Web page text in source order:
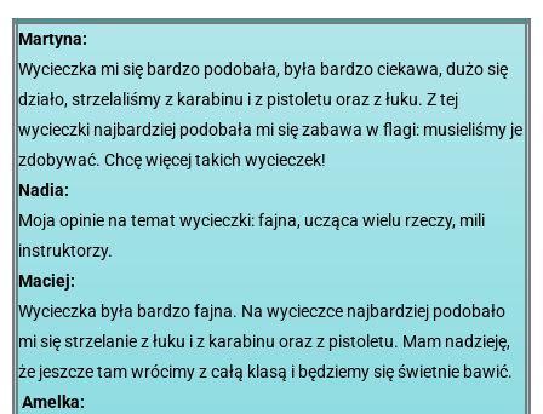
Martyna:
Wycieczka mi się bardzo podobała, była bardzo ciekawa, dużo się
działo, strzelaliśmy z karabinu i z pistoletu oraz z łuku. Z tej
wycieczki najbardziej podobała mi się zabawa w flagi: musieliśmy je
zdobywać. Chcę więcej takich wycieczek!
Nadia:
Moja opinie na temat wycieczki: fajna, ucząca wielu rzeczy, mili
instruktorzy.
Maciej:
Wycieczka była bardzo fajna. Na wycieczce najbardziej podobało
mi się strzelanie z łuku i z karabinu oraz z pistoletu. Mam nadzieję,
że jeszcze tam wrócimy z całą klasą i będziemy się świetnie bawić.
Amelka: